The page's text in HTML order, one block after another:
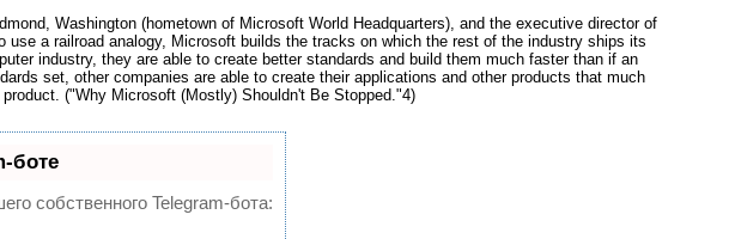
Washington (hometown of Microsoft World Headquarters), and the executive director of
a railroad analogy, Microsoft builds the tracks on which the rest of the industry ships its
industry, they are able to create better standards and build them much faster than if an
set, other companies are able to create their applications and other products that much
("Why Microsoft (Mostly) Shouldn't Be Stopped."4)
боте
собственного Telegram-бота: